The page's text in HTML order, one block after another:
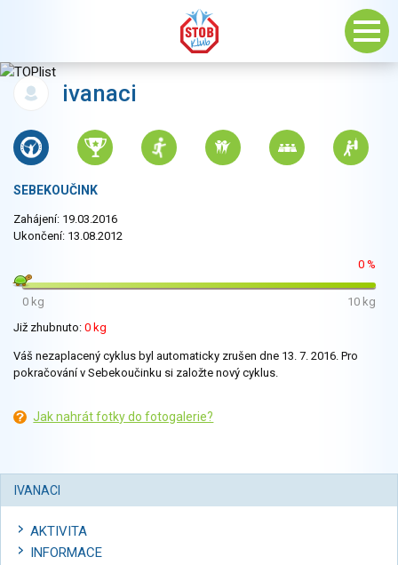
ivanaci
SEBEKOUČINK
Zahájení: 19.03.2016
Ukončení: 13.08.2012
0 %
0 kg
10 kg
Již zhubnuto: 0 kg
Váš nezaplacený cyklus byl automaticky zrušen dne 13. 7. 2016. Pro
pokračování v Sebekoučinku si založte nový cyklus.
Jak nahrát fotky do fotogalerie?
IVANACI
AKTIVITA
INFORMACE